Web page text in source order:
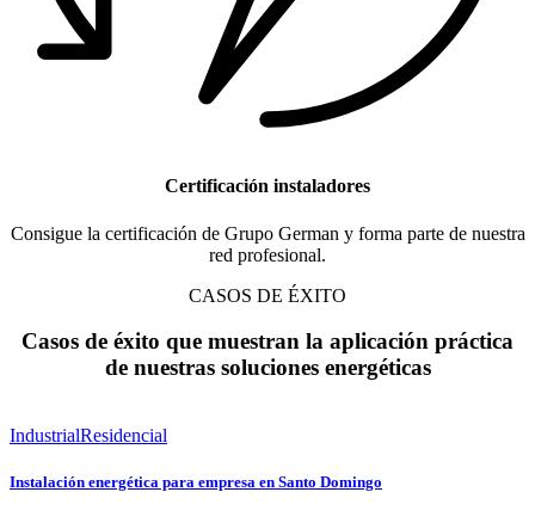
Certificación instaladores
Consigue la certificación de Grupo German y forma parte de nuestra
red profesional.
CASOS DE ÉXITO
Casos de éxito que muestran la aplicación práctica
de nuestras soluciones energéticas
IndustrialResidencial
Instalación energética para empresa en Santo Domingo